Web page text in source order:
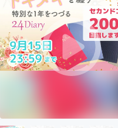
テクノロジー・
映像・映画
まちづくり・地